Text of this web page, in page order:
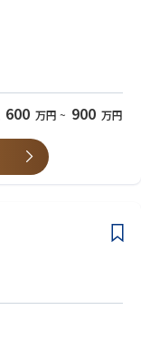
600 万円 ~ 900 万円